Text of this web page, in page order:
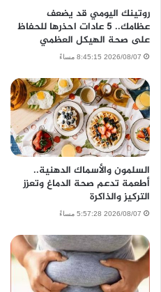
روتينك اليومي قد يضعف
عظامك.. 5 عادات احذرها للحفاظ
على صحة الهيكل العظمي
2026/08/07 8:45:15 مساءً
السلمون والأسماك الدهنية..
أطعمة تدعم صحة الدماغ وتعزز
التركيز والذاكرة
2026/08/07 5:57:28 مساءً